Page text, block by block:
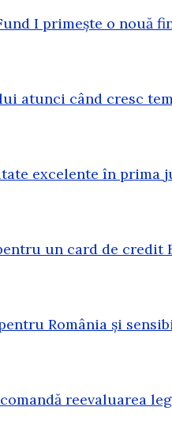
I primește o nouă
atunci când cresc
excelente în prima
un card de credit
România și
reevaluarea